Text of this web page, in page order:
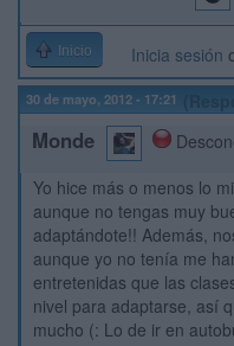
Inicio Inicia sesión
30 de mayo, 2012 - 17:21
Monde
Yo hice más o menos lo
aunque no tengas muy
adaptándote!! Además,
aunque yo no tenía me
entretenidas que las
nivel para adaptarse, así
mucho (: Lo de ir en